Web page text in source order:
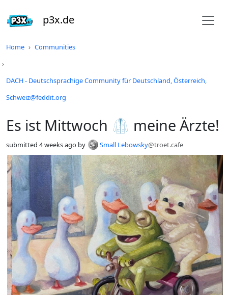
p3x.de
Home Communities
DACH - Deutschsprachige Community für Deutschland, Österreich,
Schweiz@feddit.org
Es ist Mittwoch 🥼 meine Ärzte!
submitted 4 weeks ago by Small Lebowsky@troet.cafe
Do not click this